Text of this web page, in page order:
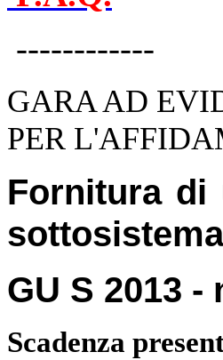
------------
GARA AD
PER
Fornitura
GU S 2013
Scadenza